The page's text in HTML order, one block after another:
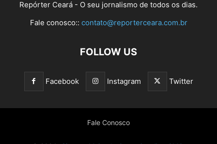
Repórter Ceará - O seu jornalismo de todos os dias.
Fale conosco:: contato@reporterceara.com.br
FOLLOW US
Facebook Instagram Twitter
Fale Conosco